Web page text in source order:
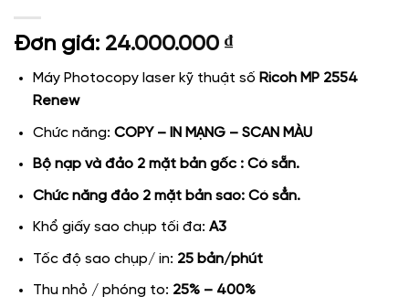
Đơn giá: 24.000.000 ₫
Máy Photocopy laser kỹ thuật số Ricoh MP 2554
Renew
Chức năng: COPY – IN MẠNG – SCAN MÀU
Bộ nạp và đảo 2 mặt bản gốc : Có sẵn.
Chức năng đảo 2 mặt bản sao: Có sẳn.
Khổ giấy sao chụp tối đa: A3
Tốc độ sao chụp/ in: 25 bản/phút
Thu nhỏ / phóng to: 25% – 400%